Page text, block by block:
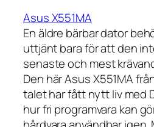
Asus X551MA
En äldre bärbar dator
uttjänt bara för att den
senaste och mest
Den här Asus X551MA
talet har fått nytt liv med
hur fri programvara kan